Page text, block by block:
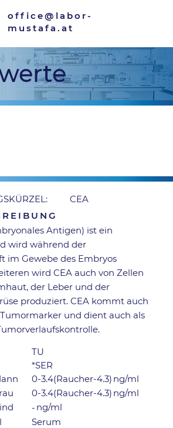
office@labor-
mustafa.at
CEA
Antigen) ist ein
wird während der
im Gewebe des Embryos
wird CEA auch von Zellen
der Leber und der
produziert. CEA kommt auch
und dient auch als
TU
*SER
0-3.4(Raucher-4.3) ng/ml
0-3.4(Raucher-4.3) ng/ml
- ng/ml
Serum